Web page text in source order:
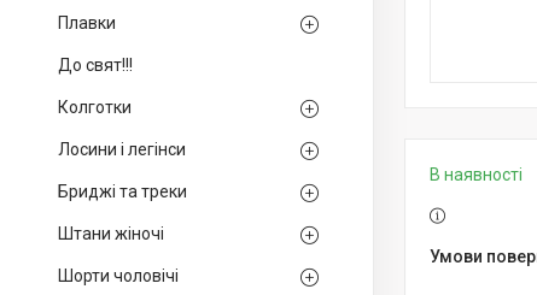
Плавки
До свят!!!
Колготки
Лосини і легінси
Бриджі та треки
Штани жіночі
Шорти чоловічі
В наявності